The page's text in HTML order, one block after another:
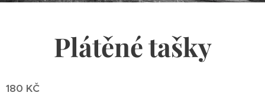
Plátěné tašky
180 KČ